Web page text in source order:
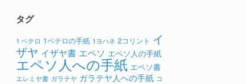
タグ
1 ペテロ 1ペテロの手紙 1ヨハネ 2コリント イ
ザヤ イザヤ書 エペソ エペソ人の手紙
エペソ人への手紙 エペソ書
エレミヤ書 ガラテヤ ガラテヤ人への手紙 コ